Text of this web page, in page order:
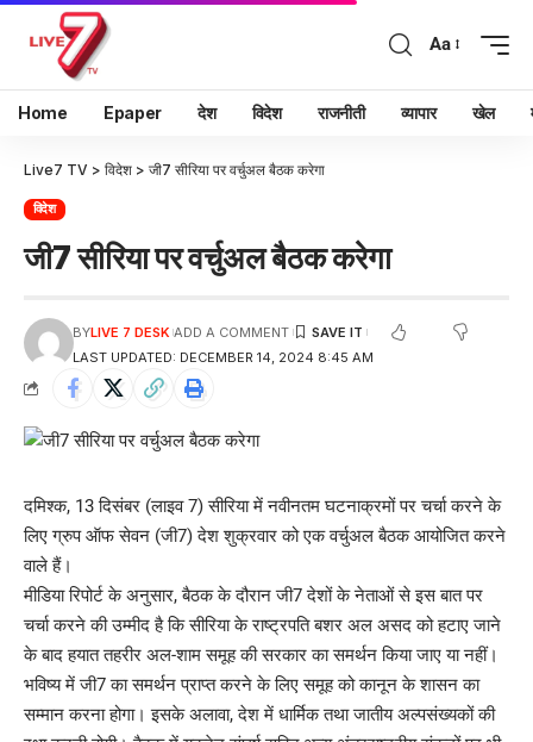
Aa
Home Epaper देश विदेश राजनीती व्यापार खेल
Live7 TV > विदेश > जी7 सीरिया पर वर्चुअल बैठक करेगा
विदेश
जी7 सीरिया पर वर्चुअल बैठक करेगा
LAST UPDATED: DECEMBER 14, 2024 8:45 AM
BYLIVE 7 DESK ADD A COMMENT
दमिश्क, 13 दिसंबर (लाइव 7) सीरिया में नवीनतम घटनाक्रमों पर चर्चा करने के
लिए ग्रुप ऑफ सेवन (जी7) देश शुक्रवार को एक वर्चुअल बैठक आयोजित करने
वाले हैं।
मीडिया रिपोर्ट के अनुसार, बैठक के दौरान जी7 देशों के नेताओं से इस बात पर
चर्चा करने की उम्मीद है कि सीरिया के राष्ट्रपति बशर अल असद को हटाए जाने
के बाद हयात तहरीर अल-शाम समूह की सरकार का समर्थन किया जाए या नहीं।
भविष्य में जी7 का समर्थन प्राप्त करने के लिए समूह को कानून के शासन का
सम्मान करना होगा। इसके अलावा, देश में धार्मिक तथा जातीय अल्पसंख्यकों की